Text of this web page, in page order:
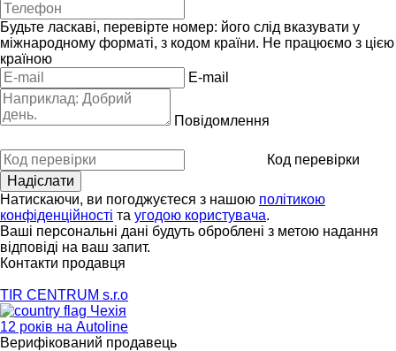
Будьте ласкаві, перевірте номер: його слід вказувати у
міжнародному форматі, з кодом країни. Не працюємо з цією
країною
E-mail
Повідомлення
Код перевірки
Натискаючи, ви погоджуєтеся з нашою політикою
конфіденційності та угодою користувача.
Ваші персональні дані будуть оброблені з метою надання
відповіді на ваш запит.
Контакти продавця
TIR CENTRUM s.r.o
Чехія
12 років на Autoline
Верифікований продавець